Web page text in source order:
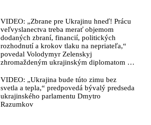
VIDEO: „Zbrane pre Ukrajinu hneď! Prácu
veľvyslanectva treba merať objemom
dodaných zbraní, financií, politických
rozhodnutí a krokov tlaku na nepriateľa,“
povedal Volodymyr Zelenskyj
zhromaždeným ukrajinským diplomatom v
že USA Ukrajine nedodajú protiraketové
systémy Patriot
VIDEO: „Ukrajina bude túto zimu bez
svetla a tepla,“ predpovedá bývalý predseda
ukrajinského parlamentu Dmytro
Razumkov